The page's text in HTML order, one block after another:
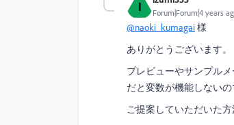
I Forum|Forum|4 years
@naoki_kumagai様
ありがとうございます。
プレビューやサンプル
だと変数が機能しない
ご提案していただいた